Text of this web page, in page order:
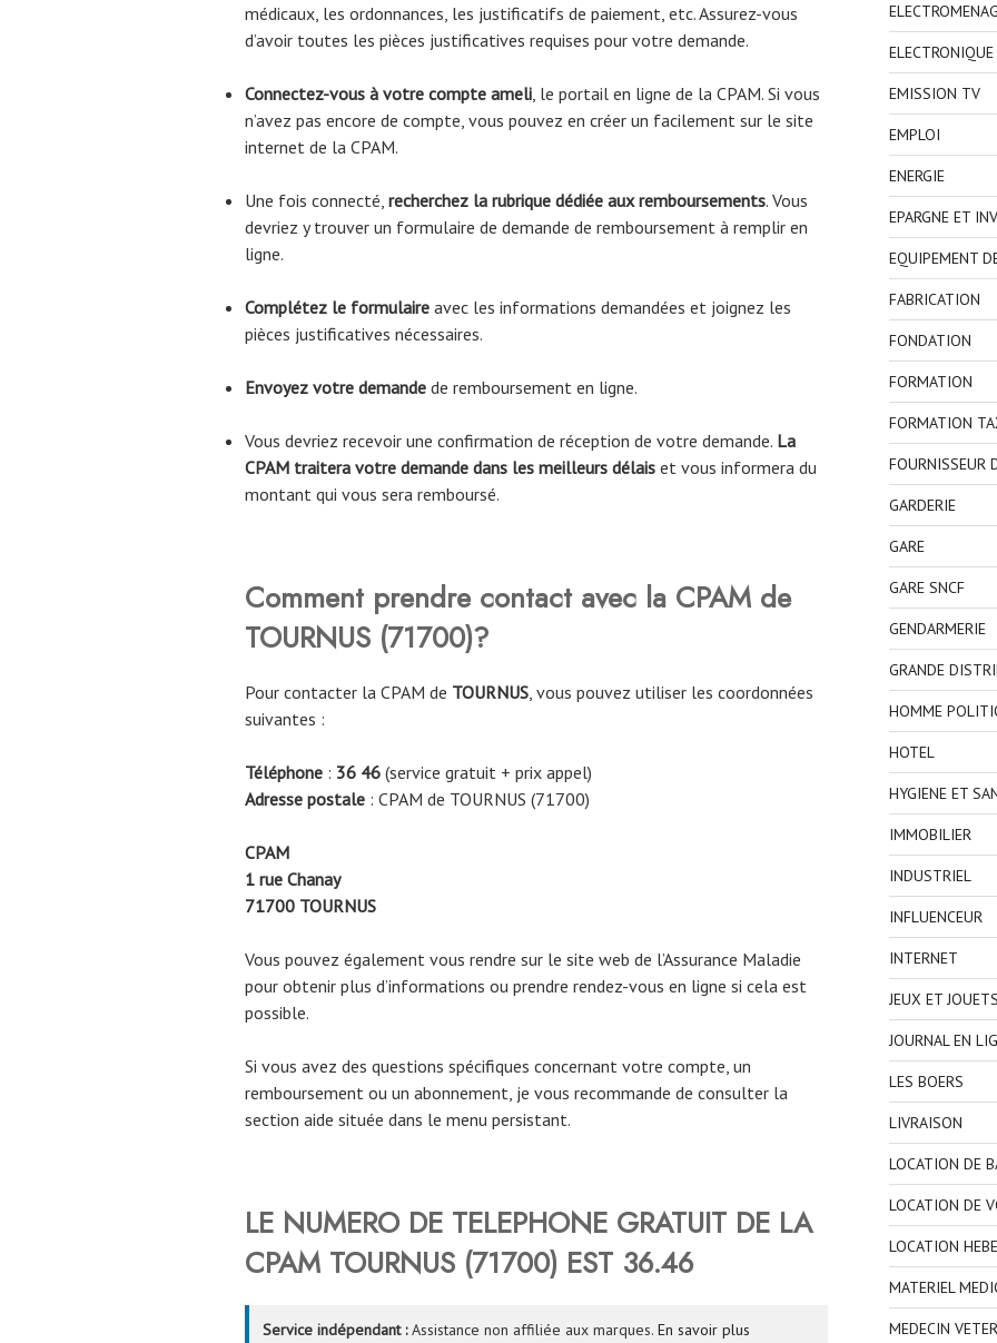
médicaux, les ordonnances, les justificatifs de paiement, etc. Assurez-vous
d’avoir toutes les pièces justificatives requises pour votre demande.
Connectez-vous à votre compte ameli , le portail en ligne de la CPAM. Si vous
n’avez pas encore de compte, vous pouvez en créer un facilement sur le site
internet de la CPAM.
Une fois connecté, recherchez la rubrique dédiée aux remboursements. Vous
devriez y trouver un formulaire de demande de remboursement à remplir en
ligne.
Complétez le formulaire avec les informations demandées et joignez les
pièces justificatives nécessaires.
Envoyez votre demande de remboursement en ligne.
Vous devriez recevoir une confirmation de réception de votre demande. La
CPAM traitera votre demande dans les meilleurs délais et vous informera du
montant qui vous sera remboursé.
Comment prendre contact avec la CPAM de
TOURNUS (71700)?
Pour contacter la CPAM de TOURNUS, vous pouvez utiliser les coordonnées
suivantes :
Téléphone : 36 46 (service gratuit + prix appel)
Adresse postale : CPAM de TOURNUS (71700)
CPAM
1 rue Chanay
71700 TOURNUS
Vous pouvez également vous rendre sur le site web de l’Assurance Maladie
pour obtenir plus d’informations ou prendre rendez-vous en ligne si cela est
possible.
Si vous avez des questions spécifiques concernant votre compte, un
remboursement ou un abonnement, je vous recommande de consulter la
section aide située dans le menu persistant.
LE NUMERO DE TELEPHONE GRATUIT DE LA
CPAM TOURNUS (71700) EST 36.46
Service indépendant :Assistance non affiliée aux marques. En savoir plus
EMISSION TV
EMPLOI
ENERGIE
EPARGNE ET
EQUIPEMENT
FABRICATION
FONDATION
FORMATION
FORMATION
FOURNISSEUR
GARDERIE
GARE
GARE SNCF
GENDARMERIE
GRANDE
HOMME
HOTEL
HYGIENE ET
IMMOBILIER
INDUSTRIEL
INFLUENCEUR
INTERNET
JEUX ET JOUETS
JOURNAL EN
LES BOERS
LIVRAISON
LOCATION DE
LOCATION DE
LOCATION
MATERIEL
MEDECIN